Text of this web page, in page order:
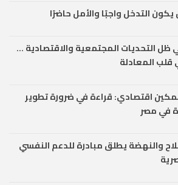
التدخل واجبًا والأمل حاضرًا
ظل التحديات المجتمعية والاقتصادية …
قلب المعادلة
اقتصادي: قراءة في ضرورة تطوير
في مصر
والنهضة يطلق مبادرة للدعم النفسي